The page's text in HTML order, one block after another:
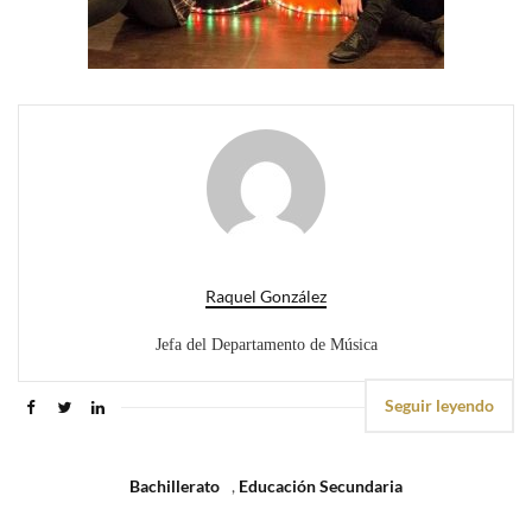
Raquel González
Jefa del Departamento de Música
Seguir leyendo
Bachillerato , Educación Secundaria